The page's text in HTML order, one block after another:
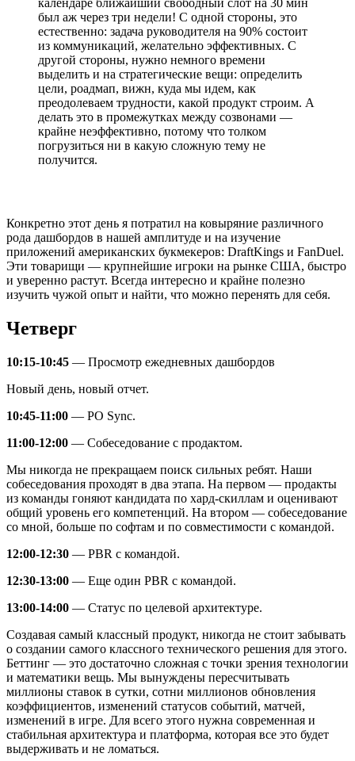
календаре ближайший свободный слот на 30 мин
был аж через три недели! С одной стороны, это
естественно: задача руководителя на 90% состоит
из коммуникаций, желательно эффективных. С
другой стороны, нужно немного времени
выделить и на стратегические вещи: определить
цели, роадмап, вижн, куда мы идем, как
преодолеваем трудности, какой продукт строим. А
делать это в промежутках между созвонами —
крайне неэффективно, потому что толком
погрузиться ни в какую сложную тему не
получится.
Конкретно этот день я потратил на ковыряние различного
рода дашбордов в нашей амплитуде и на изучение
приложений американских букмекеров: DraftKings и FanDuel.
Эти товарищи — крупнейшие игроки на рынке США, быстро
и уверенно растут. Всегда интересно и крайне полезно
изучить чужой опыт и найти, что можно перенять для себя.
Четверг
10:15-10:45 — Просмотр ежедневных дашбордов
Новый день, новый отчет.
10:45-11:00 — PO Sync.
11:00-12:00 — Собеседование с продактом.
Мы никогда не прекращаем поиск сильных ребят. Наши
собеседования проходят в два этапа. На первом — продакты
из команды гоняют кандидата по хард-скиллам и оценивают
общий уровень его компетенций. На втором — собеседование
со мной, больше по софтам и по совместимости с командой.
12:00-12:30 — PBR с командой.
12:30-13:00 — Еще один PBR с командой.
13:00-14:00 — Статус по целевой архитектуре.
Создавая самый классный продукт, никогда не стоит забывать
о создании самого классного технического решения для этого.
Беттинг — это достаточно сложная с точки зрения технологии
и математики вещь. Мы вынуждены пересчитывать
миллионы ставок в сутки, сотни миллионов обновления
коэффициентов, изменений статусов событий, матчей,
изменений в игре. Для всего этого нужна современная и
стабильная архитектура и платформа, которая все это будет
выдерживать и не ломаться.